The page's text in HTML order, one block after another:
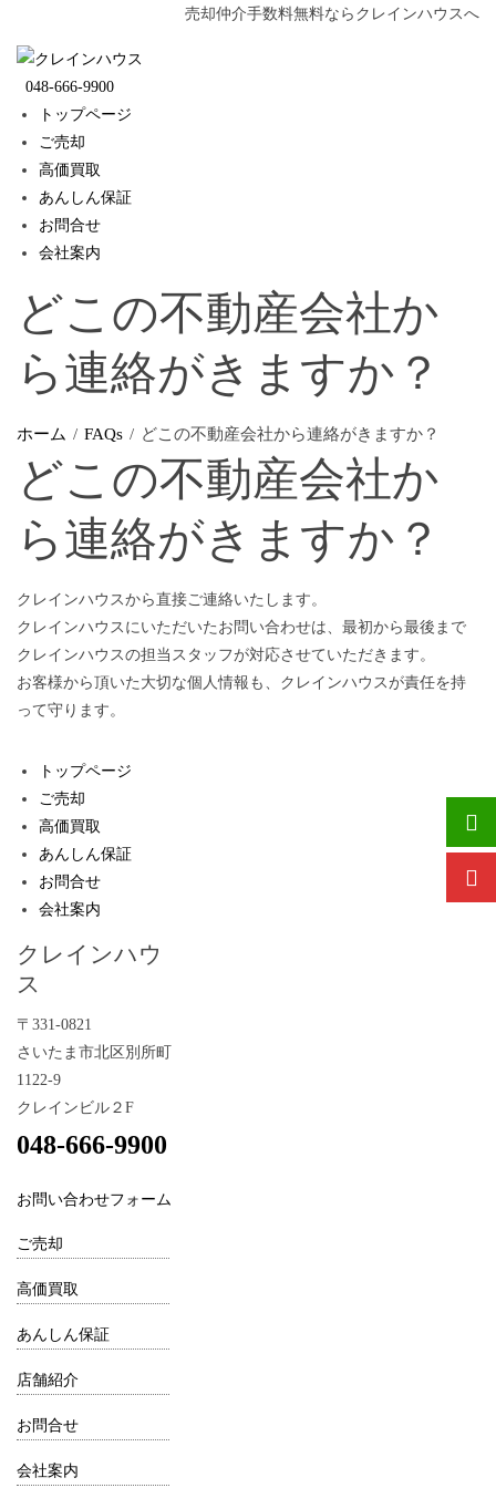
content
売却仲介手数料無料ならクレインハウスへ
048-666-9900
トップページ
ご売却
高価買取
あんしん保証
お問合せ
会社案内
どこの不動産会社か
ら連絡がきますか？
ホーム FAQs どこの不動産会社から連絡がきますか？
どこの不動産会社か
ら連絡がきますか？
クレインハウスから直接ご連絡いたします。
クレインハウスにいただいたお問い合わせは、最初から最後まで
クレインハウスの担当スタッフが対応させていただきます。
お客様から頂いた大切な個人情報も、クレインハウスが責任を持
って守ります。
トップページ
ご売却
高価買取
あんしん保証
お問合せ
会社案内
クレインハウ
ス
〒331-0821
さいたま市北区別所町
1122-9
クレインビル２F
048-666-9900
お問い合わせフォーム
ご売却
高価買取
あんしん保証
店舗紹介
お問合せ
会社案内